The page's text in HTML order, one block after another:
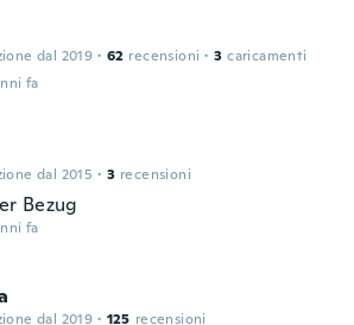
dal 2019 · 62 recensioni · 3 caricamenti
fa
dal 2015 · 3 recensioni
Bezug
fa
dal 2019 · 125 recensioni